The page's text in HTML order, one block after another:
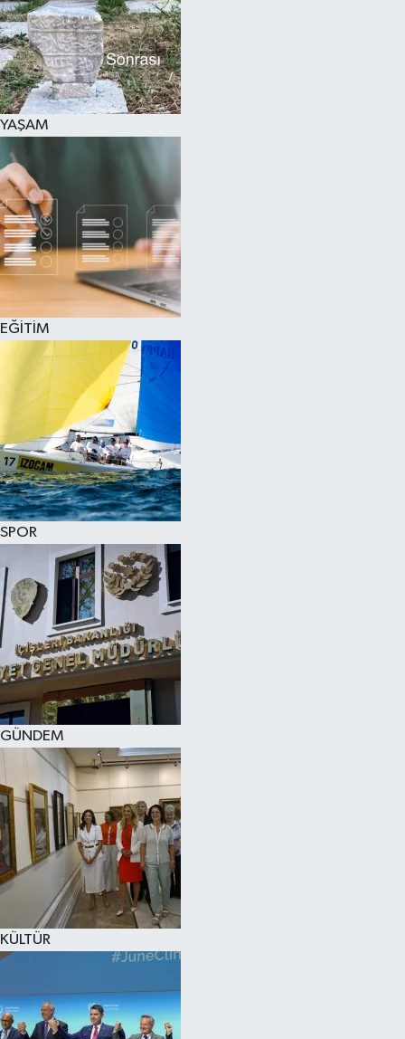
YAŞAM
EĞİTİM
SPOR
GÜNDEM
KÜLTÜR
SPOR
KÜLTÜR SANAT